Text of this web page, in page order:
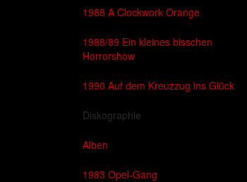
1988 A Clockwork Orange
1988/89 Ein kleines bisschen
Horrorshow
1990 Auf dem Kreuzzug ins Glück
Diskographie
Alben
1983 Opel-Gang